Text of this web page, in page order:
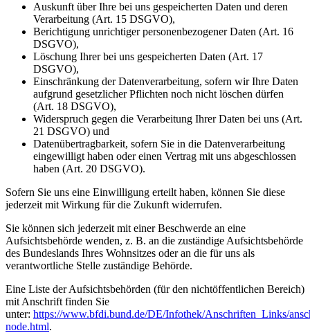
Auskunft über Ihre bei uns gespeicherten Daten und deren
Verarbeitung (Art. 15 DSGVO),
Berichtigung unrichtiger personenbezogener Daten (Art. 16
DSGVO),
Löschung Ihrer bei uns gespeicherten Daten (Art. 17
DSGVO),
Einschränkung der Datenverarbeitung, sofern wir Ihre Daten
aufgrund gesetzlicher Pflichten noch nicht löschen dürfen
(Art. 18 DSGVO),
Widerspruch gegen die Verarbeitung Ihrer Daten bei uns (Art.
21 DSGVO) und
Datenübertragbarkeit, sofern Sie in die Datenverarbeitung
eingewilligt haben oder einen Vertrag mit uns abgeschlossen
haben (Art. 20 DSGVO).
Sofern Sie uns eine Einwilligung erteilt haben, können Sie diese
jederzeit mit Wirkung für die Zukunft widerrufen.
Sie können sich jederzeit mit einer Beschwerde an eine
Aufsichtsbehörde wenden, z. B. an die zuständige Aufsichtsbehörde
des Bundeslands Ihres Wohnsitzes oder an die für uns als
verantwortliche Stelle zuständige Behörde.
Eine Liste der Aufsichtsbehörden (für den nichtöffentlichen Bereich)
mit Anschrift finden Sie
unter: https://www.bfdi.bund.de/DE/Infothek/Anschriften_Links/
node.html.